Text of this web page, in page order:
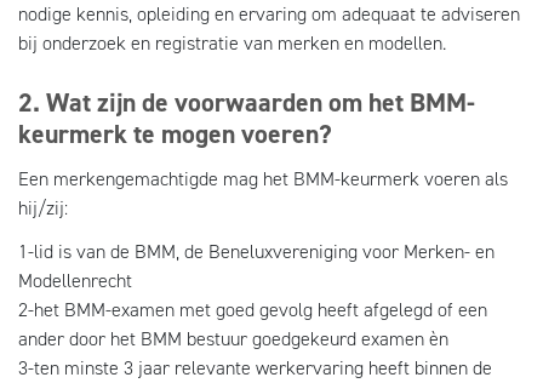
nodige kennis, opleiding en ervaring om adequaat te adviseren
bij onderzoek en registratie van merken en modellen.
2. Wat zijn de voorwaarden om het BMM-
keurmerk te mogen voeren?
Een merkengemachtigde mag het BMM-keurmerk voeren als
hij/zij:
1-lid is van de BMM, de Beneluxvereniging voor Merken- en
Modellenrecht
2-het BMM-examen met goed gevolg heeft afgelegd of een
ander door het BMM bestuur goedgekeurd examen èn
3-ten minste 3 jaar relevante werkervaring heeft binnen de